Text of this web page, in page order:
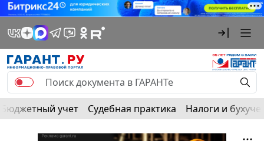
Бюджетный учет Судебная практика Налоги и